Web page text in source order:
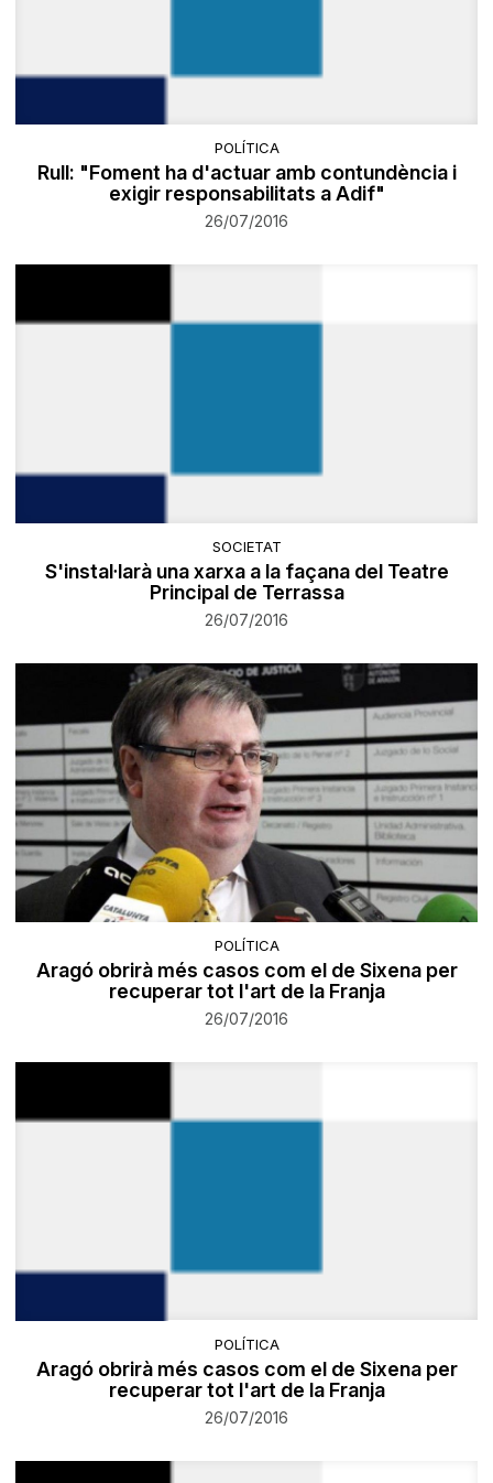
POLÍTICA
Rull: "Foment ha d'actuar amb contundència i
exigir responsabilitats a Adif"
26/07/2016
SOCIETAT
S'instal·larà una xarxa a la façana del Teatre
Principal de Terrassa
26/07/2016
POLÍTICA
Aragó obrirà més casos com el de Sixena per
recuperar tot l'art de la Franja
26/07/2016
POLÍTICA
Aragó obrirà més casos com el de Sixena per
recuperar tot l'art de la Franja
26/07/2016